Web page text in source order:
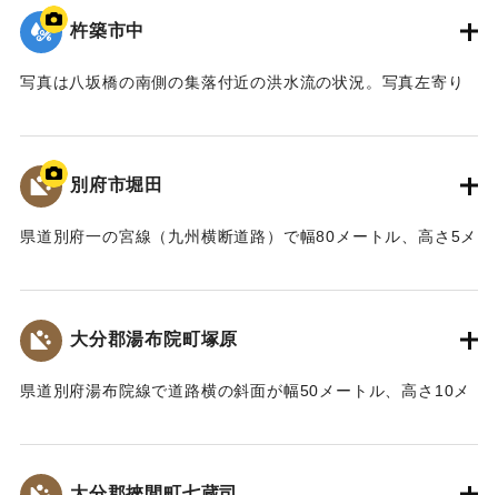
道路の盛土区間の間を通過して手前側へ流れ、右端にある建
設会社の作業所の北側区域で道路面を越え、さらに作業所の
ているのは、道路面から下流側へと洪水流が流れる際、水流
【出典：カブトガニの棲む干潟 : 八坂川の河川改修と環境保
よる）】
｜固有コード:01064009
杵築市中
写真は八坂橋の南側の集落付近の洪水流の状況。写真左寄り
水位の上昇の様子が見られるだけでなく、右側（下流側）に
は後流渦（流れが物体によって阻止されたときに下流側にで
きる渦）が見られること、また橋に続く道路の下流側の水流
かる。
【出典：カブトガニの棲む干潟 : 八坂川の河川改修と環境保
よる）】
｜固有コード:01064010
別府市堀田
県道別府一の宮線（九州横断道路）で幅80メートル、高さ5メ
か所で発生した。このため全面通行止めになり、17日中の復
旧を目指し作業を進めている。
【出典：大分合同新聞 1997年9月17日夕刊11面】
大分郡湯布院町塚原
県道別府湯布院線で道路横の斜面が幅50メートル、高さ10メ
の女性に斜面からの土石流があたり左手の親指に軽いけがを
した。